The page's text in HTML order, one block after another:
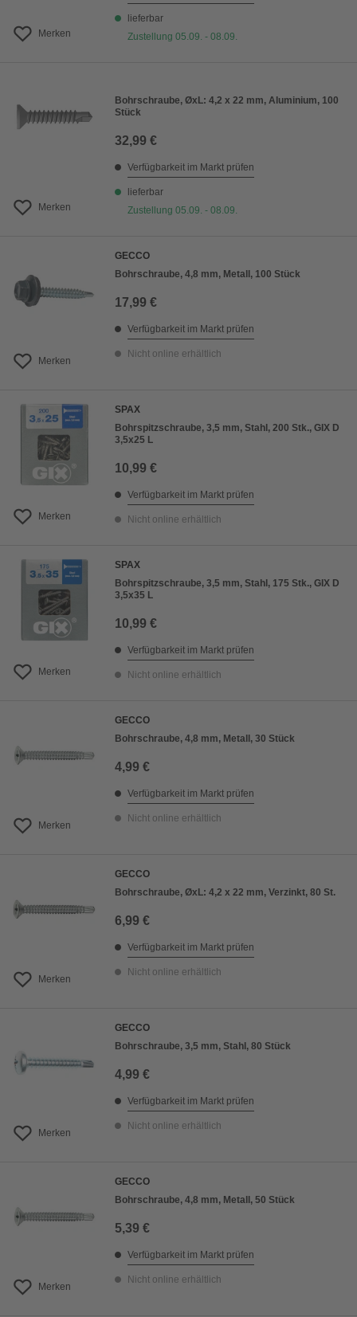
Merken
lieferbar
Zustellung 05.09. - 08.09.
Merken
Bohrschraube, ØxL: 4,2 x 22 mm, Aluminium, 100
Stück
32,99 €
Verfügbarkeit im Markt prüfen
lieferbar
Zustellung 05.09. - 08.09.
Merken
GECCO
Bohrschraube, 4,8 mm, Metall, 100 Stück
17,99 €
Verfügbarkeit im Markt prüfen
Nicht online erhältlich
Merken
SPAX
Bohrspitzschraube, 3,5 mm, Stahl, 200 Stk., GIX D
3,5x25 L
10,99 €
Verfügbarkeit im Markt prüfen
Nicht online erhältlich
Merken
SPAX
Bohrspitzschraube, 3,5 mm, Stahl, 175 Stk., GIX D
3,5x35 L
10,99 €
Verfügbarkeit im Markt prüfen
Nicht online erhältlich
Merken
GECCO
Bohrschraube, 4,8 mm, Metall, 30 Stück
4,99 €
Verfügbarkeit im Markt prüfen
Nicht online erhältlich
Merken
GECCO
Bohrschraube, ØxL: 4,2 x 22 mm, Verzinkt, 80 St.
6,99 €
Verfügbarkeit im Markt prüfen
Nicht online erhältlich
Merken
GECCO
Bohrschraube, 3,5 mm, Stahl, 80 Stück
4,99 €
Verfügbarkeit im Markt prüfen
Nicht online erhältlich
Merken
GECCO
Bohrschraube, 4,8 mm, Metall, 50 Stück
5,39 €
Verfügbarkeit im Markt prüfen
Nicht online erhältlich